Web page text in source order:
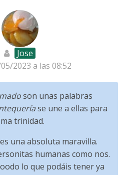
Jose
2023 a las 08:52
son unas palabras
se une a ellas para
trinidad.
es una absoluta maravilla.
humanas como nos.
lo que podáis tener ya